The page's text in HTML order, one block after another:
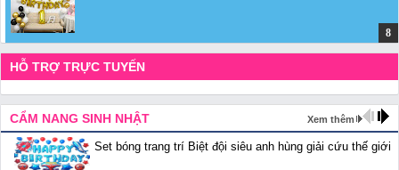
HỖ TRỢ TRỰC TUYẾN
CẨM NANG SINH NHẬT Xem thêm
Set bóng trang trí Biệt đội siêu anh hùng giải cứu thế giới